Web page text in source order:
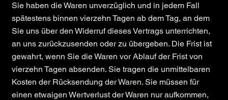
Sie haben die Waren unverzüglich und in jedem Fall
spätestens binnen vierzehn Tagen ab dem Tag, an dem
Sie uns über den Widerruf dieses Vertrags unterrichten,
an uns zurückzusenden oder zu übergeben. Die Frist ist
gewahrt, wenn Sie die Waren vor Ablauf der Frist von
vierzehn Tagen absenden. Sie tragen die unmittelbaren
Kosten der Rücksendung der Waren. Sie müssen für
einen etwaigen Wertverlust der Waren nur aufkommen,